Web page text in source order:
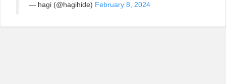
— hagi (@hagihide) February 8, 2024